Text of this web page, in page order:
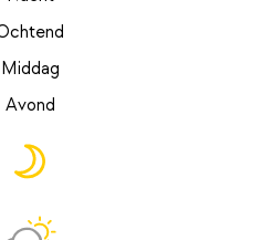
Middag
Avond